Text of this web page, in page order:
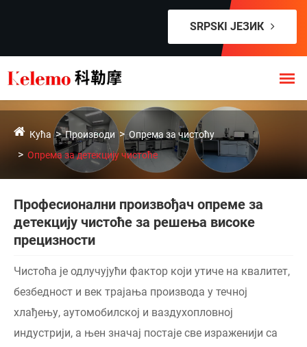
SRPSKI ЈЕЗИК
Кућа Производи
Опрема за чистоћу
Опрема за детекцију чистоће
Професионални произвођач опреме за
детекцију чистоће за решења високе
прецизности
Чистоћа је одлучујући фактор који утиче на квалитет,
безбедност и век трајања производа у течној
хлађењу, аутомобилској и ваздухопловној
индустрији, а њен значај постаје све израженији са